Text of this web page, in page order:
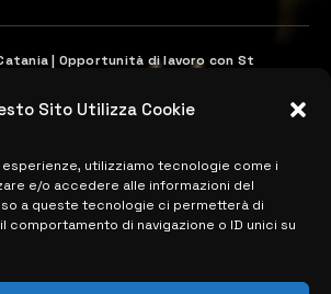
Sito Utilizza Cookie
utilizziamo tecnologie come i
e/o accedere alle informazioni del
a queste tecnologie ci permetterà di
comportamento di navigazione o ID unici su
| Opportunità di lavoro con St
MARZO 2024